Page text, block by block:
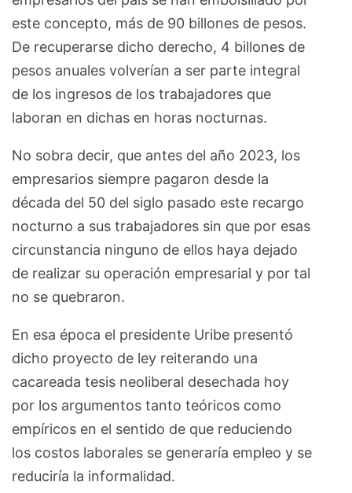
este concepto, más de 90 billones de pesos.
De recuperarse dicho derecho, 4 billones de
pesos anuales volverían a ser parte integral
de los ingresos de los trabajadores que
laboran en dichas en horas nocturnas.
No sobra decir, que antes del año 2023, los
empresarios siempre pagaron desde la
década del 50 del siglo pasado este recargo
nocturno a sus trabajadores sin que por esas
circunstancia ninguno de ellos haya dejado
de realizar su operación empresarial y por tal
no se quebraron.
En esa época el presidente Uribe presentó
dicho proyecto de ley reiterando una
cacareada tesis neoliberal desechada hoy
por los argumentos tanto teóricos como
empíricos en el sentido de que reduciendo
los costos laborales se generaría empleo y se
reduciría la informalidad.